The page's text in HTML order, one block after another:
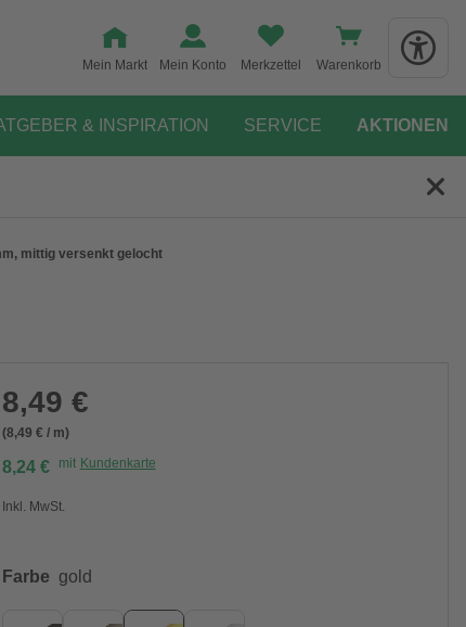
Mein Markt Mein Konto Merkzettel Warenkorb
& INSPIRATION SERVICE AKTIONEN
mittig versenkt gelocht
8,49 €
(8,49 € / m)
8,24 € mit Kundenkarte
Inkl. MwSt.
Farbe gold